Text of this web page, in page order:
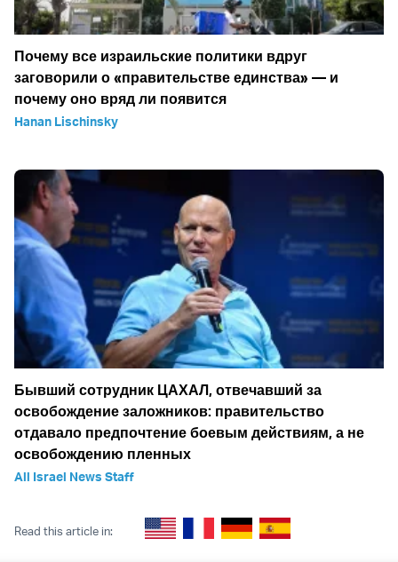
Почему все израильские политики вдруг
заговорили о «правительстве единства» — и
почему оно вряд ли появится
Hanan Lischinsky
Бывший сотрудник ЦАХАЛ, отвечавший за
освобождение заложников: правительство
отдавало предпочтение боевым действиям, а не
освобождению пленных
All Israel News Staff
Read this article in: